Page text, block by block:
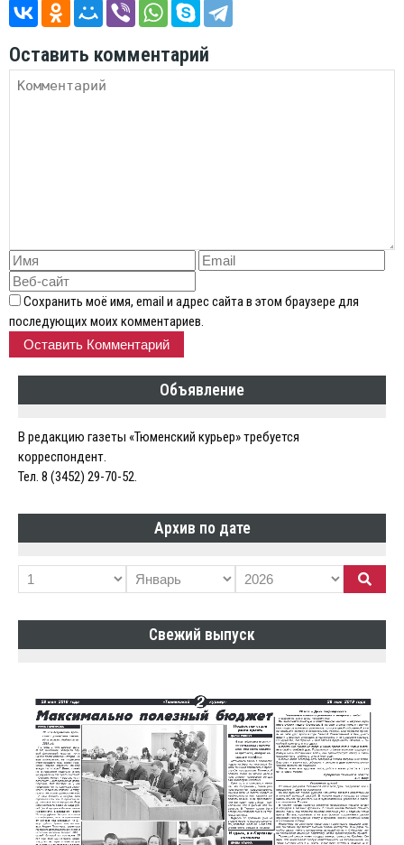
Оставить комментарий
Сохранить моё имя, email и адрес сайта в этом браузере для
последующих моих комментариев.
Объявление
В редакцию газеты «Тюменский курьер» требуется
корреспондент.
Тел. 8 (3452) 29-70-52.
Архив по дате
Свежий выпуск